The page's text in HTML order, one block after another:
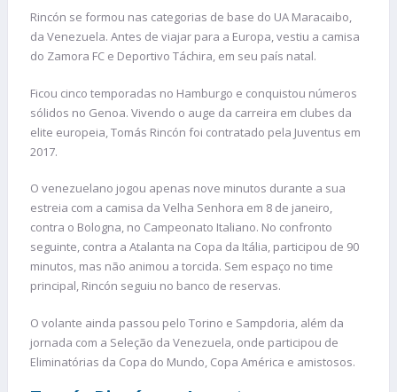
Rincón se formou nas categorias de base do UA Maracaibo,
da Venezuela. Antes de viajar para a Europa, vestiu a camisa
do Zamora FC e Deportivo Táchira, em seu país natal.
Ficou cinco temporadas no Hamburgo e conquistou números
sólidos no Genoa. Vivendo o auge da carreira em clubes da
elite europeia, Tomás Rincón foi contratado pela Juventus em
2017.
O venezuelano jogou apenas nove minutos durante a sua
estreia com a camisa da Velha Senhora em 8 de janeiro,
contra o Bologna, no Campeonato Italiano. No confronto
seguinte, contra a Atalanta na Copa da Itália, participou de 90
minutos, mas não animou a torcida. Sem espaço no time
principal, Rincón seguiu no banco de reservas.
O volante ainda passou pelo Torino e Sampdoria, além da
jornada com a Seleção da Venezuela, onde participou de
Eliminatórias da Copa do Mundo, Copa América e amistosos.